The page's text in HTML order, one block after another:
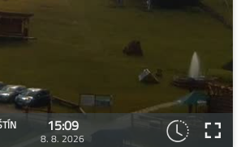
15:09
8. 8. 2026